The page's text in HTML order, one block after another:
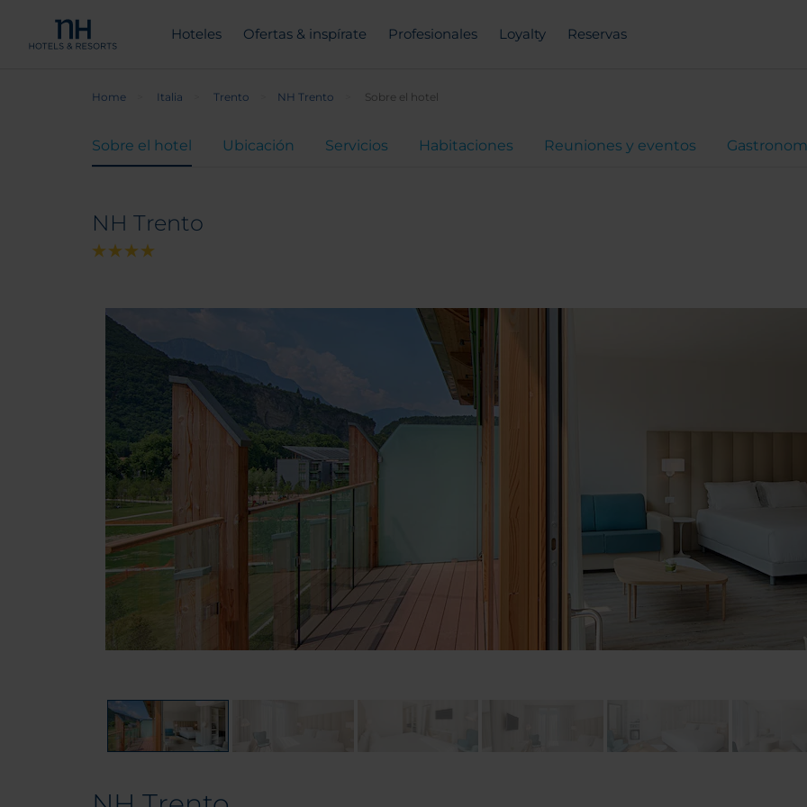
Hoteles Ofertas & inspírate Profesionales Loyalty Reservas
Home Italia Trento NH Trento Sobre el hotel
Sobre el hotel Ubicación Servicios Habitaciones Reuniones y eventos
NH Trento